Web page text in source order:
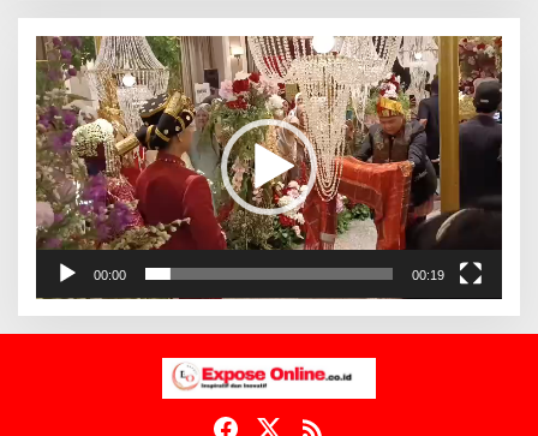
Pemutar
Video
00:00 00:19